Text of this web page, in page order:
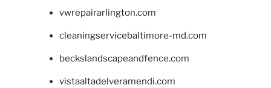
vwrepairarlington.com
cleaningservicebaltimore-md.com
beckslandscapeandfence.com
vistaaltadelveramendi.com